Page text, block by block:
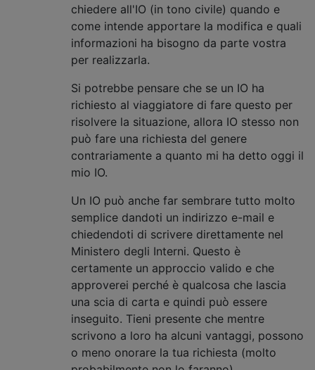
chiedere all'IO (in tono civile) quando e
come intende apportare la modifica e quali
informazioni ha bisogno da parte vostra
per realizzarla.
Si potrebbe pensare che se un IO ha
richiesto al viaggiatore di fare questo per
risolvere la situazione, allora IO stesso non
può fare una richiesta del genere
contrariamente a quanto mi ha detto oggi il
mio IO.
Un IO può anche far sembrare tutto molto
semplice dandoti un indirizzo e-mail e
chiedendoti di scrivere direttamente nel
Ministero degli Interni. Questo è
certamente un approccio valido e che
approverei perché è qualcosa che lascia
una scia di carta e quindi può essere
inseguito. Tieni presente che mentre
scrivono a loro ha alcuni vantaggi, possono
o meno onorare la tua richiesta (molto